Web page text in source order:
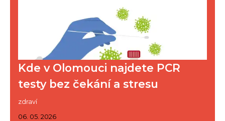
Kde v Olomouci najdete PCR
testy bez čekání a stresu
zdraví
06. 05. 2026